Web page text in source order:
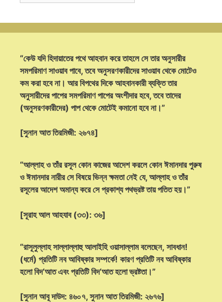
“কেউ যদি হিদায়াতের পথে আহবান করে তাহলে সে তার অনুসারীর
সমপরিমাণ সাওয়াব পাবে, তবে অনুসরণকারীদের সাওয়াব থেকে মোটেও
কম করা হবে না। আর বিপথের দিকে আহবানকারী ব্যক্তি তার
অনুসারীদের পাপের সমপরিমাণ পাপের অংশীদার হবে, তবে তাদের
(অনুসরণকারীদের) পাপ থেকে মোটেই কমানো হবে না।”
[সুনান আত তিরমিজী: ২৬৭৪]
“আল্লাহ ও তাঁর রসূল কোন কাজের আদেশ করলে কোন ঈমানদার পুরুষ
ও ঈমানদার নারীর সে বিষয়ে ভিন্ন ক্ষমতা নেই যে, আল্লাহ ও তাঁর
রসূলের আদেশ অমান্য করে সে প্রকাশ্য পথভ্রষ্ট তায় পতিত হয়।”
[সূরাহ আল আহযাব (৩৩): ৩৬]
“রাসূলুল্লাহ সাল্লাল্লাহু আলাইহি ওয়াসাল্লাম বলেছেন, সাবধান!
(ধর্মে) প্রতিটি নব আবিষ্কার সম্পর্কে! কারণ প্রতিটি নব আবিষ্কার
হলো বিদ‘আত এবং প্রতিটি বিদ‘আত হলো ভ্রষ্টতা।”
[সুনান আবূ দাউদ: ৪৬০৭, সুনান আত তিরমিজী: ২৬৭৬]